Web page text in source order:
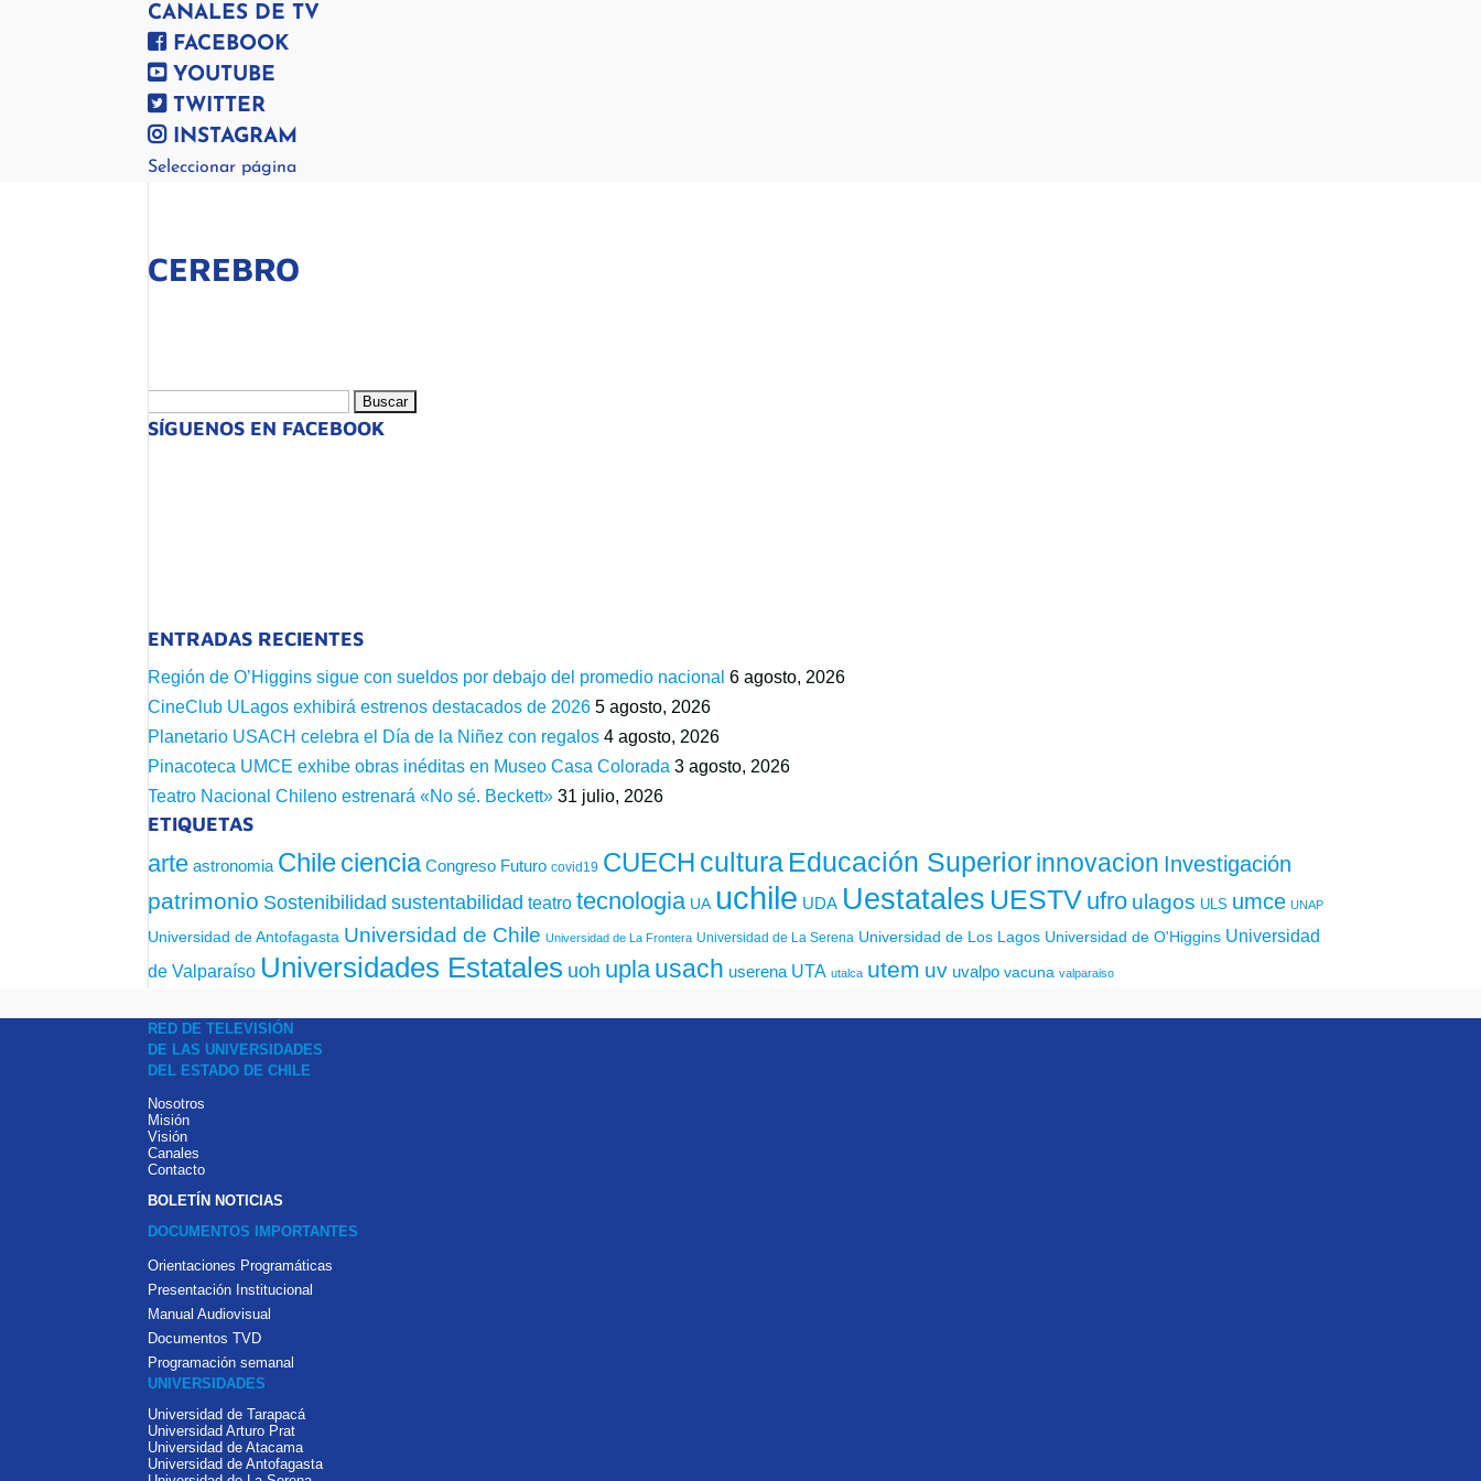
CANALES DE TV
FACEBOOK
YOUTUBE
TWITTER
INSTAGRAM
Seleccionar página
CEREBRO
SÍGUENOS EN FACEBOOK
ENTRADAS RECIENTES
Región de O’Higgins sigue con sueldos por debajo del promedio nacional 6 agosto, 2026
CineClub ULagos exhibirá estrenos destacados de 2026 5 agosto, 2026
Planetario USACH celebra el Día de la Niñez con regalos 4 agosto, 2026
Pinacoteca UMCE exhibe obras inéditas en Museo Casa Colorada 3 agosto, 2026
Teatro Nacional Chileno estrenará «No sé. Beckett» 31 julio, 2026
ETIQUETAS
arte astronomia Chileciencia Congreso Futuro covid19 CUECH cultura Educación Superiorinnovacion Investigación
patrimonio Sostenibilidad sustentabilidad teatro tecnologia UA uchile UDA Uestatales UESTV ufro ulagos ULS umce UNAP
Universidad de Antofagasta Universidad de Chile Universidad de La Frontera Universidad de La Serena Universidad de Los Lagos Universidad de O'Higgins Universidad
de Valparaíso Universidades Estatales uoh uplausach userena UTA utalca utem uv uvalpo vacuna valparaiso
RED DE TELEVISIÓN
DE LAS UNIVERSIDADES
DEL ESTADO DE CHILE
Nosotros
Misión
Visión
Canales
Contacto
BOLETÍN NOTICIAS
DOCUMENTOS IMPORTANTES
Orientaciones Programáticas
Presentación Institucional
Manual Audiovisual
Documentos TVD
Programación semanal
UNIVERSIDADES
Universidad de Tarapacá
Universidad Arturo Prat
Universidad de Atacama
Universidad de Antofagasta